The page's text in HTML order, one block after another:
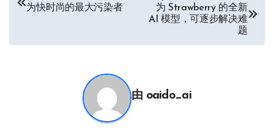
为快时尚的最大污染者
为 Strawberry 的全新
AI 模型，可逐步解决难
题
由 oaido_ai